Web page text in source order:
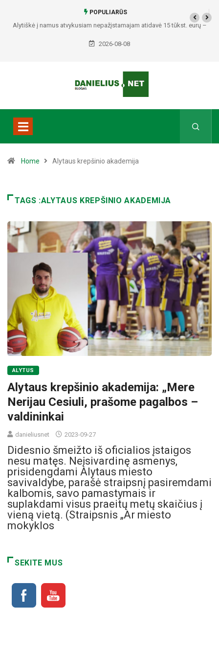
POPULIARŪS
Alytiškė į namus atvykusiam nepažįstamajam atidavė 15 tūkst. eurų –
policija pradėjo tyrimą
2026-08-08
Home Alytaus krepšinio akademija
TAGS :ALYTAUS KREPŠINIO AKADEMIJA
ALYTUS
Alytaus krepšinio akademija: „Mere
Nerijau Cesiuli, prašome pagalbos –
valdininkai
danieliusnet 2023-09-27
Didesnio šmeižto iš oficialios įstaigos
nesu matęs. Neįsivardinę asmenys,
prisidengdami Alytaus miesto
savivaldybe, parašė straipsnį pasiremdami
kalbomis, savo pamastymais ir
suplakdami visus praeitų metų skaičius į
vieną vietą. (Straipsnis „Ar miesto
mokyklos
SEKITE MUS